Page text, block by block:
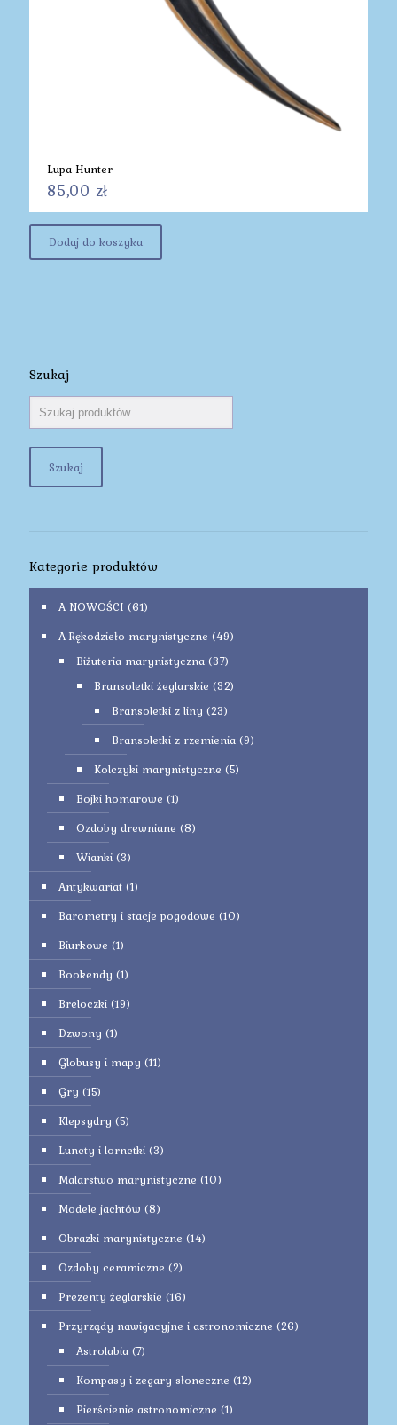
Lupa Hunter
85,00 zł
Dodaj do koszyka
Szukaj
Szukaj
Kategorie produktów
A NOWOŚCI (61)
A Rękodzieło marynistyczne (49)
Biżuteria marynistyczna (37)
Bransoletki żeglarskie (32)
Bransoletki z liny (23)
Bransoletki z rzemienia (9)
Kolczyki marynistyczne (5)
Bojki homarowe (1)
Ozdoby drewniane (8)
Wianki (3)
Antykwariat (1)
Barometry i stacje pogodowe (10)
Biurkowe (1)
Bookendy (1)
Breloczki (19)
Dzwony (1)
Globusy i mapy (11)
Gry (15)
Klepsydry (5)
Lunety i lornetki (3)
Malarstwo marynistyczne (10)
Modele jachtów (8)
Obrazki marynistyczne (14)
Ozdoby ceramiczne (2)
Prezenty żeglarskie (16)
Przyrządy nawigacyjne i astronomiczne (26)
Astrolabia (7)
Kompasy i zegary słoneczne (12)
Pierścienie astronomiczne (1)